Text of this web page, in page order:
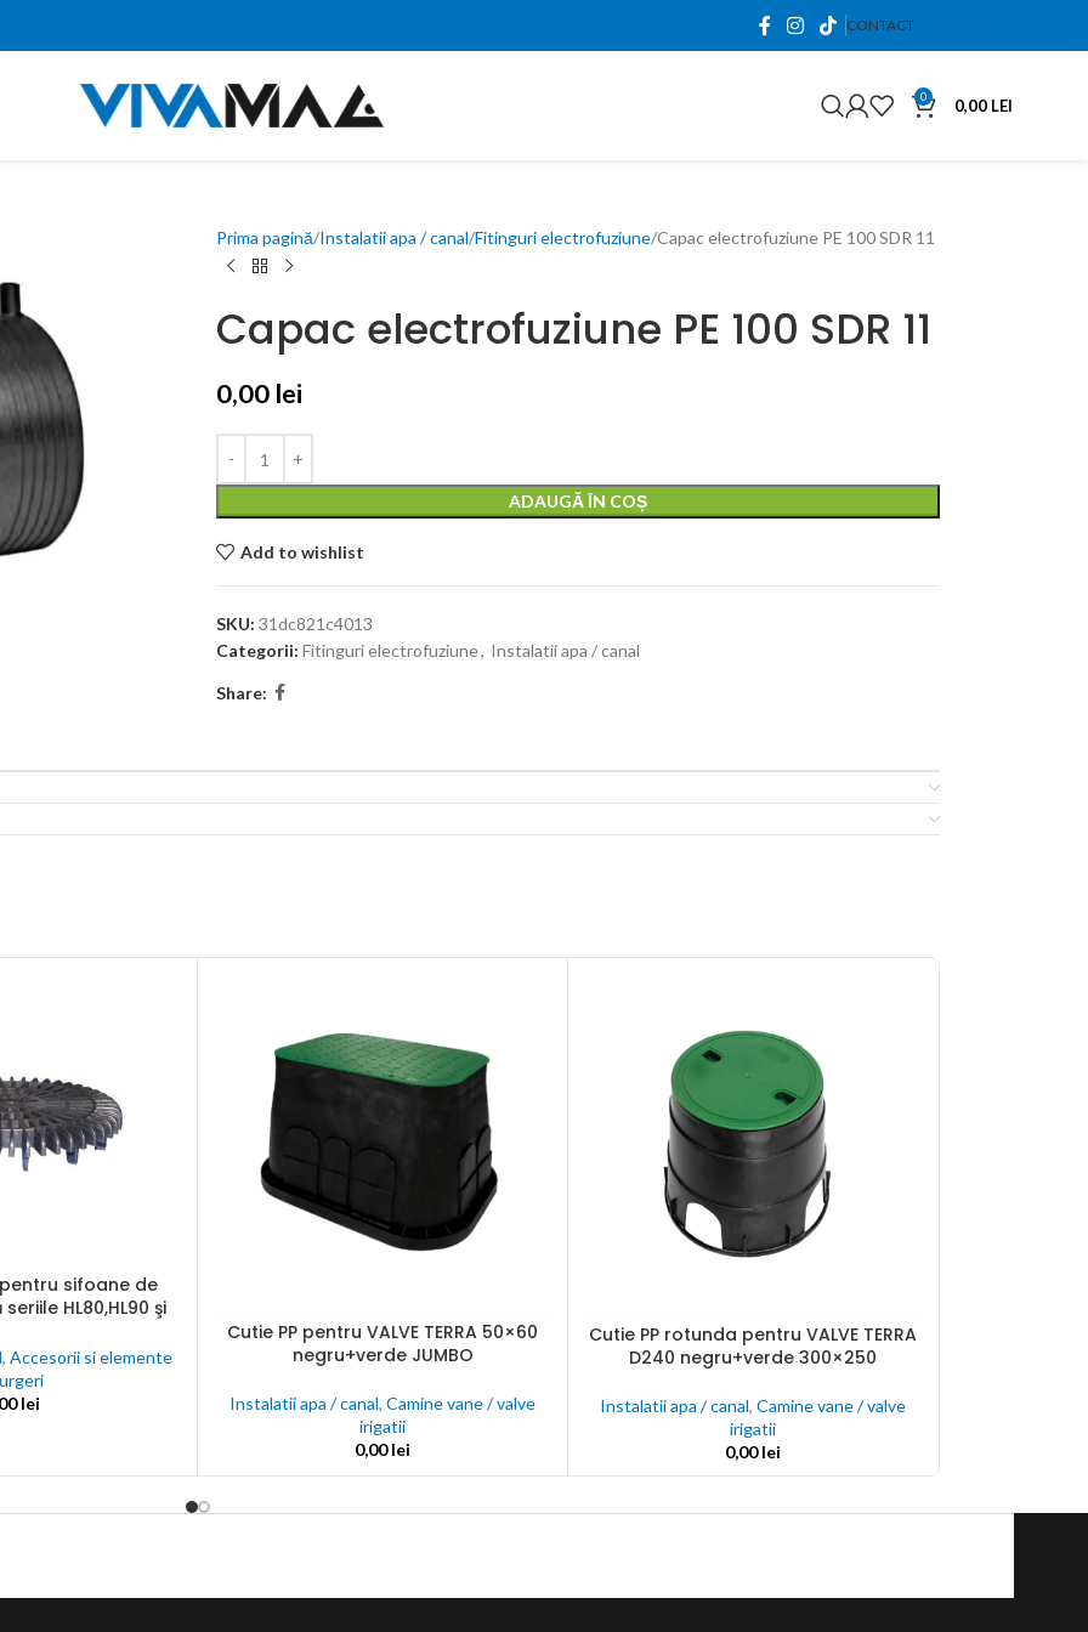
CONTACT0765.663.761
0 0,00 LEI
Prima pagină Instalatii apa / canal Fitinguri electrofuziune Capac electrofuziune PE 100 SDR 11
Capac electrofuziune PE 100 SDR 11
0,00 lei
ADAUGĂ ÎN COȘ
Add to wishlist
SKU: 31dc821c4013
Categorii: Fitinguri electrofuziune, Instalatii apa / canal
Share:
sifoane de
HL80,HL90 şi
, Accesorii si elemente
lei
ADAUGĂ ÎN COȘ
Cutie PP pentru VALVE TERRA 50×60
negru+verde JUMBO
Instalatii apa / canal, Camine vane / valve
irigatii
0,00lei
ADAUGĂ ÎN COȘ
Cutie PP rotunda pentru VALVE TERRA
D240 negru+verde 300×250
Instalatii apa / canal, Camine vane / valve
irigatii
0,00lei